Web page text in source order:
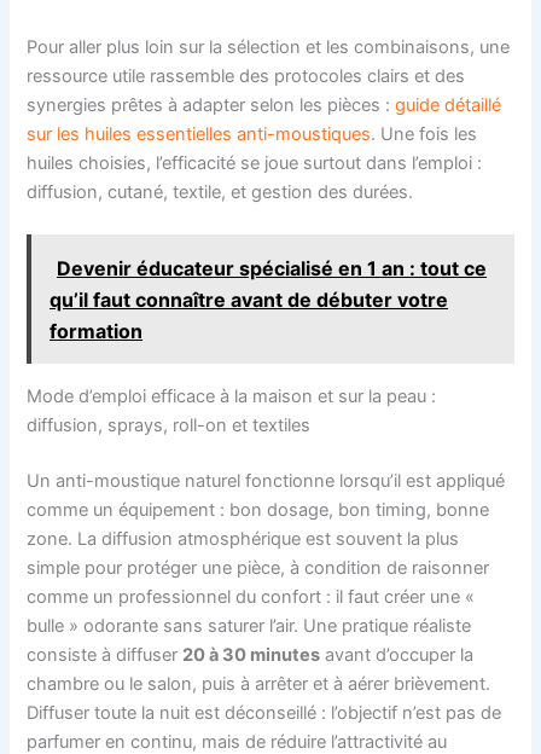
Pour aller plus loin sur la sélection et les combinaisons, une
ressource utile rassemble des protocoles clairs et des
synergies prêtes à adapter selon les pièces :guide détaillé
sur les huiles essentielles anti-moustiques. Une fois les
huiles choisies, l’efficacité se joue surtout dans l’emploi :
diffusion, cutané, textile, et gestion des durées.
Devenir éducateur spécialisé en 1 an : tout ce
qu’il faut connaître avant de débuter votre
formation
Mode d’emploi efficace à la maison et sur la peau :
diffusion, sprays, roll-on et textiles
Un anti-moustique naturel fonctionne lorsqu’il est appliqué
comme un équipement : bon dosage, bon timing, bonne
zone. La diffusion atmosphérique est souvent la plus
simple pour protéger une pièce, à condition de raisonner
comme un professionnel du confort : il faut créer une «
bulle » odorante sans saturer l’air. Une pratique réaliste
consiste à diffuser 20 à 30 minutes avant d’occuper la
chambre ou le salon, puis à arrêter et à aérer brièvement.
Diffuser toute la nuit est déconseillé : l’objectif n’est pas de
parfumer en continu, mais de réduire l’attractivité au